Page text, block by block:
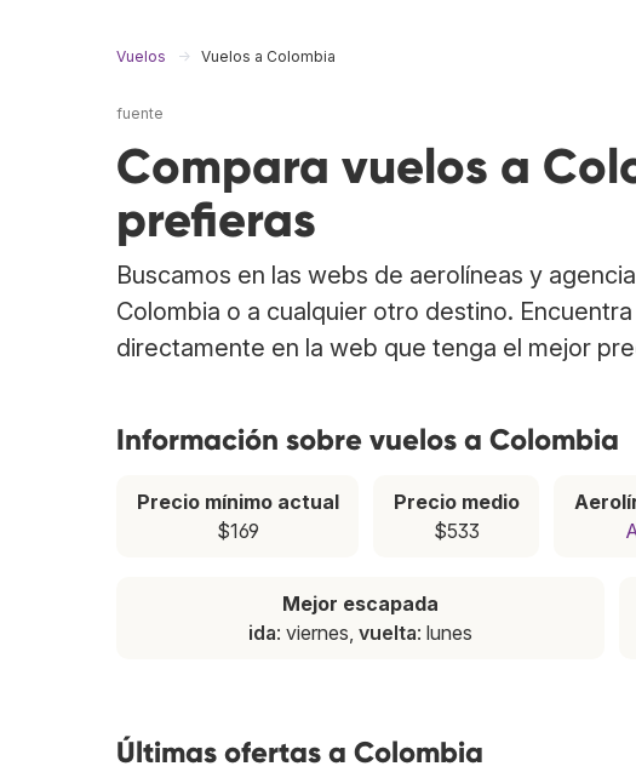
Vuelos Vuelos a Colombia
fuente
Compara vuelos a
prefieras
Buscamos en las webs de aerolíneas y
Colombia o a cualquier otro destino.
directamente en la web que tenga el mejor
Información sobre vuelos a Colombia
Precio mínimo actual
$169
Precio medio
$533
Mejor escapada
ida: viernes, vuelta: lunes
Últimas ofertas a Colombia